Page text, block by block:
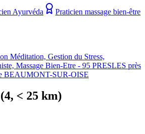
Ayurvéda
Praticien massage bien-être
Méditation, Gestion du Stress,
Massage Bien-Etre - 95 PRESLES près
BEAUMONT-SUR-OISE
(4, < 25 km)